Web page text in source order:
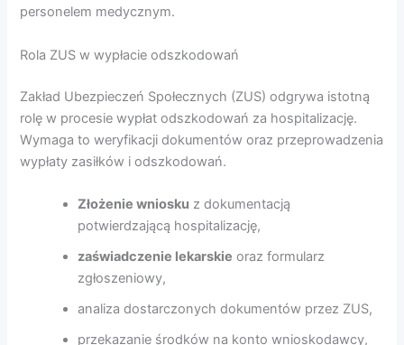
personelem medycznym.
Rola ZUS w wypłacie odszkodowań
Zakład Ubezpieczeń Społecznych (ZUS) odgrywa istotną
rolę w procesie wypłat odszkodowań za hospitalizację.
Wymaga to weryfikacji dokumentów oraz przeprowadzenia
wypłaty zasiłków i odszkodowań.
Złożenie wniosku z dokumentacją
potwierdzającą hospitalizację,
zaświadczenie lekarskie oraz formularz
zgłoszeniowy,
analiza dostarczonych dokumentów przez ZUS,
przekazanie środków na konto wnioskodawcy,